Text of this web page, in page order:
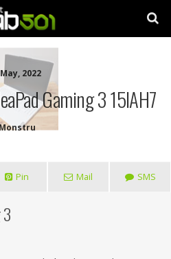
2022
Gaming 3 15IAH7
Pin Mail SMS